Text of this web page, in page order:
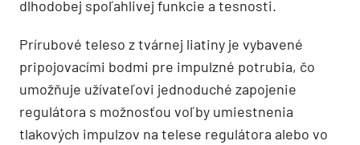
dlhodobej spoľahlivej funkcie a tesnosti.
Prírubové teleso z tvárnej liatiny je vybavené
pripojovacími bodmi pre impulzné potrubia, čo
umožňuje užívateľovi jednoduché zapojenie
regulátora s možnosťou voľby umiestnenia
tlakových impulzov na telese regulátora alebo vo